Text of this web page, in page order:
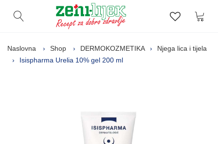
Otvori pretragu Lista
Naslovna Shop DERMOKOZMETIKA
Njega lica i tijela
Isispharma Urelia 10% gel 200 ml